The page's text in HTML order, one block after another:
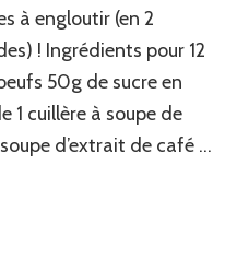
à engloutir (en 2
! Ingrédients pour 12
50g de sucre en
1 cuillère à soupe de
d’extrait de café …